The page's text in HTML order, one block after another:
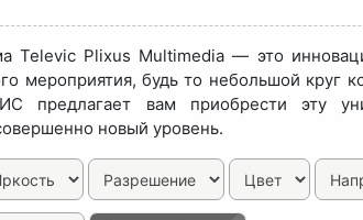
Televic Plixus Multimedia — это
мероприятия, будь то небольшой круг
предлагает вам приобрести эту
новый уровень.